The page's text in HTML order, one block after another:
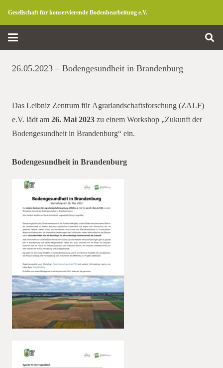
Gesellschaft für konservierende Bodenbearbeitung e.V.
26.05.2023 – Bodengesundheit in Brandenburg
DasLeibniz Zentrum für Agrarlandschaftsforschung (ZALF)
e.V. lädtam26. Mai 2023zu einemWorkshop „Zukunft der
Bodengesundheit in Brandenburg“ ein.
Bodengesundheit in Brandenburg